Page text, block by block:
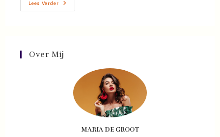
Lees Verder
Over Mij
MARIA DE GROOT